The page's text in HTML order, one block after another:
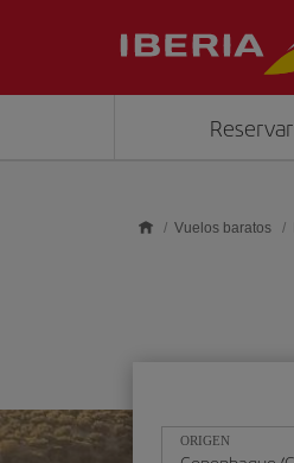
Reservar
Vuelos baratos
ORIGEN